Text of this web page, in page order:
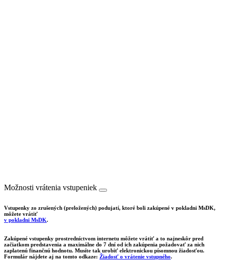
Možnosti vrátenia vstupeniek
Vstupenky zo zrušených (preložených) podujatí, ktoré boli zakúpené v pokladni MsDK,
môžete vrátiť
v pokladni MsDK.
Zakúpené vstupenky prostredníctvom internetu môžete vrátiť a to najneskôr pred
začiatkom predstavenia a maximálne do 7 dní od ich zakúpenia požadovať za nich
zaplatenú finančnú hodnotu. Musíte tak urobiť elektronickou písomnou žiadosťou.
Formulár nájdete aj na tomto odkaze: Žiadosť o vrátenie vstupného.